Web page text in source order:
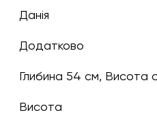
Данія
Додатково
Глибина 54 см, Висота
Висота